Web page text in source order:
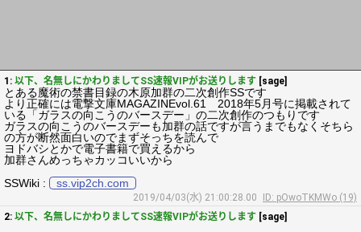
1: 以下、名無しにかわりましてSS速報VIPがお送りします [sage]
とある魔術の禁書目録の木原加群の二次創作SSです
より正確には電撃文庫MAGAZINEvol.61 2018年5月号に掲載されて
いる「ガラスの向こうのバースデー」の二次創作のつもりです
ガラスの向こうのバースデーも加群の話ですが言うまでもなくそちら
の方が断然面白いのでまずそっちを読んで
ヨドバシとかで電子書籍で買えるから
加群さんめっちゃカッコいいから
SSWiki :
ss.vip2ch.com
2019/04/03(水) 21:00:28.00
ID: pOwoTKMWo (19)
2: 以下、名無しにかわりましてSS速報VIPがお送りします [sage]